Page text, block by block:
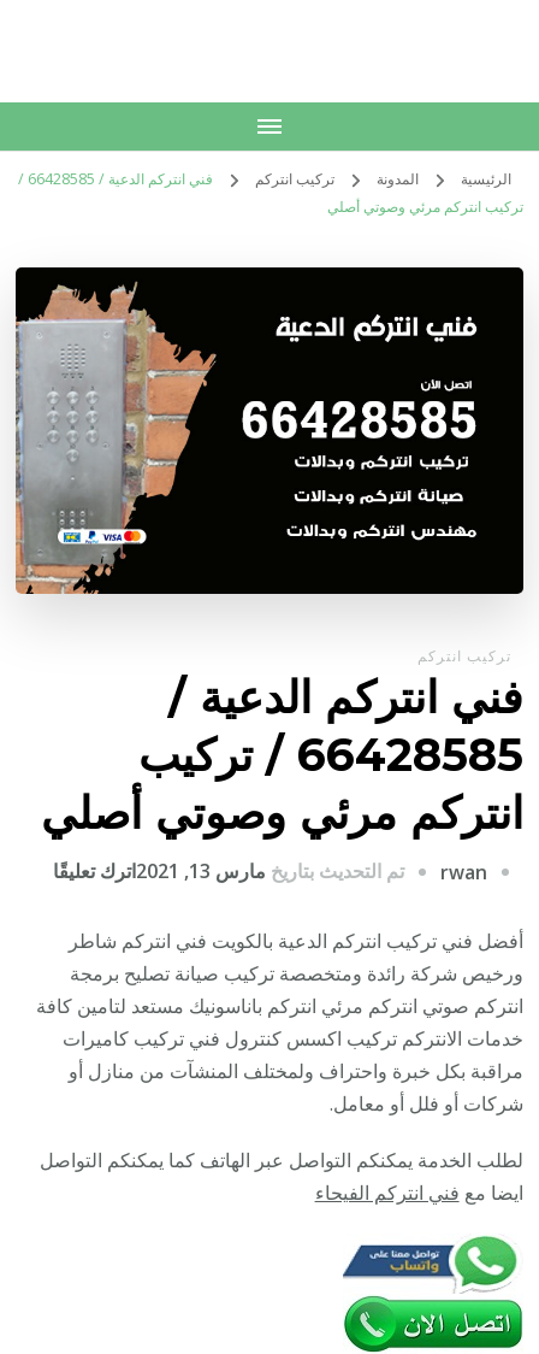
الرئيسية المدونة تركيب انتركم
فني انتركم الدعية / 66428585 /
تركيب انتركم مرئي وصوتي أصلي
تركيب انتركم
فني انتركم الدعية /
66428585 / تركيب
انتركم مرئي وصوتي أصلي
rwan تم التحديث بتاريخ مارس 13, 2021 اترك تعليقًا
/
مرئي
أفضل فني تركيب انتركم الدعية بالكويت فني انتركم شاطر
ورخيص شركة رائدة ومتخصصة تركيب صيانة تصليح برمجة
انتركم صوتي انتركم مرئي انتركم باناسونيك مستعد لتامين كافة
خدمات الانتركم تركيب اكسس كنترول فني تركيب كاميرات
مراقبة بكل خبرة واحتراف ولمختلف المنشآت من منازل أو
شركات أو فلل أو معامل.
لطلب الخدمة يمكنكم التواصل عبر الهاتف كما يمكنكم التواصل
ايضا مع فني انتركم الفيحاء